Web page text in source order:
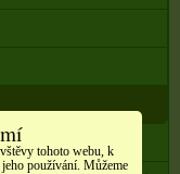
SNŮ
tohoto webu, k
používání. Můžeme